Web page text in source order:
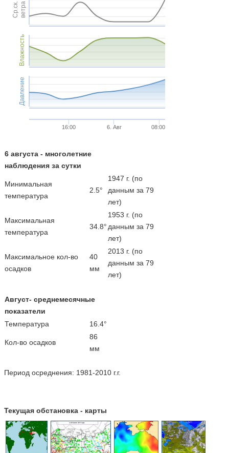
Ср.ск.ветра
Влажность
Давление
16:00 6. Авг 08:00
6 августа - многолетние
наблюдения за сутки
Минимальная
температура
2.5°
1947 г. (по
данным за 79
лет)
Максимальная
температура
34.8°
1953 г. (по
данным за 79
лет)
Максимальное кол-во
осадков
40
мм
2013 г. (по
данным за 79
лет)
Август- среднемесячные
показатели
Температура
16.4°
Кол-во осадков
86
мм
Период осреднения: 1981-2010 г.г.
Текущая обстановка - карты